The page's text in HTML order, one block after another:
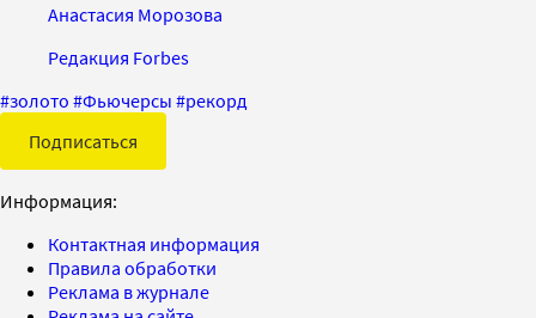
Анастасия Морозова
Редакция Forbes
#золото #Фьючерсы #рекорд
Подписаться
Информация:
Контактная информация
Правила обработки
Реклама в журнале